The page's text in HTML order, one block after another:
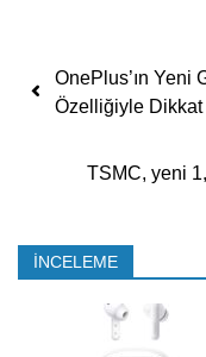
Yazı
OnePlus’ın Yeni
Özelliğiyle
TSMC, yeni
İNCELEME